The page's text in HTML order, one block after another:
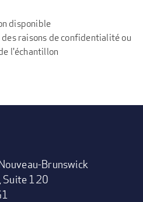
disponible
raisons de confidentialité ou
l'échantillon
Brunswick
Suite 120